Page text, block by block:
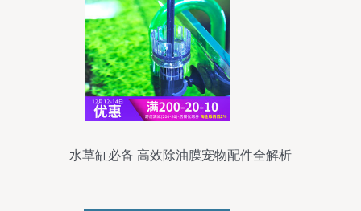
水草缸必备 高效除油膜宠物配件全解析